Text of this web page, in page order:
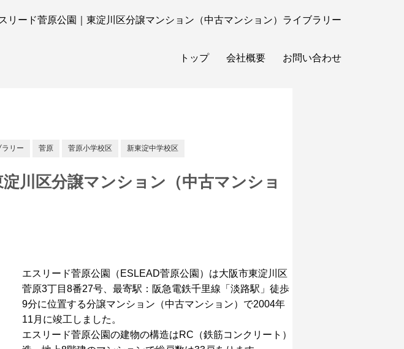
リード菅原公園｜東淀川区分譲マンション（中古マンション）ライブラリー
トップ 会社概要 お問い合わせ
リー 菅原 菅原小学校区 新東淀中学校区
川区分譲マンション（中古マンショ
エスリード菅原公園（ESLEAD菅原公園）は大阪市東淀川区
菅原3丁目8番27号、最寄駅：阪急電鉄千里線「淡路駅」徒歩
9分に位置する分譲マンション（中古マンション）で2004年
11月に竣工しました。
エスリード菅原公園の建物の構造はRC（鉄筋コンクリート）